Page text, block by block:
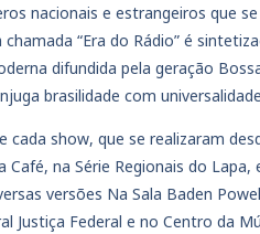
nacionais e estrangeiros que se
“Era do Rádio” é
difundida pela geração
brasilidade com
cada show, que se realizaram
Café, na Série Regionais do Lapa,
versões Na Sala Baden
Justiça Federal e no Centro da